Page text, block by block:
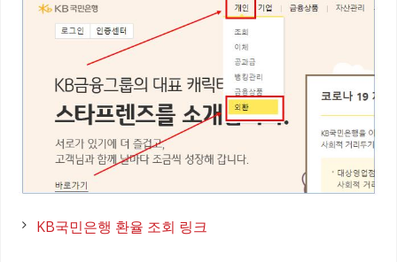
KB국민은행 환율 조회 링크